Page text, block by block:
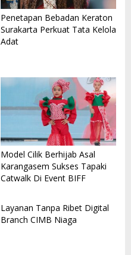
Penetapan Bebadan Keraton
Surakarta Perkuat Tata Kelola
Adat
Model Cilik Berhijab Asal
Karangasem Sukses Tapaki
Catwalk Di Event BIFF
Layanan Tanpa Ribet Digital
Branch CIMB Niaga